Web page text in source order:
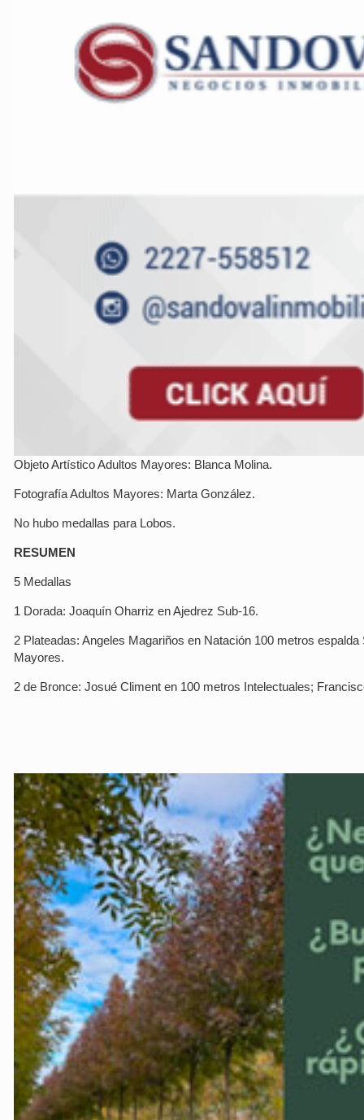
Objeto Artístico Adultos Mayores: Blanca Molina.
Fotografía Adultos Mayores: Marta González.
No hubo medallas para Lobos.
RESUMEN
5 Medallas
1 Dorada: Joaquín Oharriz en Ajedrez Sub-16.
2 Plateadas: Angeles Magariños en Natación 100 metros
Mayores.
2 de Bronce: Josué Climent en 100 metros Intelectuales;